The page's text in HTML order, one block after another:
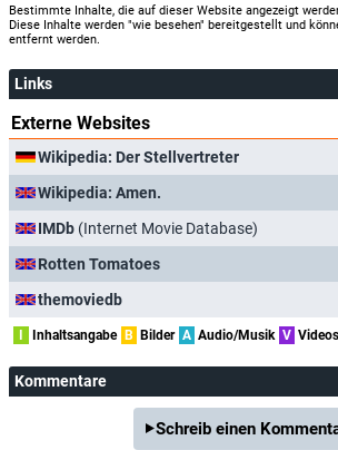
Bestimmte Inhalte, die auf dieser Website angezeigt
Diese Inhalte werden "wie besehen" bereitgestellt und
entfernt werden.
Links
Externe Websites
Wikipedia: Der Stellvertreter
Wikipedia: Amen.
IMDb (Internet Movie Database)
Rotten Tomatoes
themoviedb
Inhaltsangabe B Bilder A Audio/Musik V Videos
Kommentare
Schreib einen